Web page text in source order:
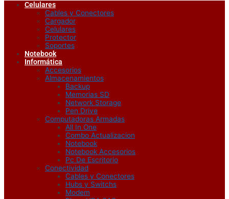
Celulares
Cables y Conectores
Cargador
Celulares
Protector
Soportes
Notebook
Informática
Accesorios
Almacenamientos
Backup
Memorias SD
Network Storage
Pen Drive
Computadoras Armadas
All In One
Combo Actualizacion
Notebook
Notebook Accesorios
Pc De Escritorio
Conectividad
Cables y Conectores
Hubs y Switchs
Modem